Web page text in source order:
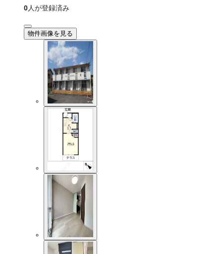
0人が登録済み
物件画像を見る